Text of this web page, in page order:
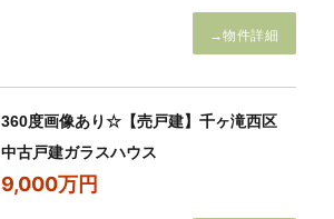
→物件詳細
360度画像あり☆【売戸建】千ヶ滝西区
中古戸建ガラスハウス
9,000万円